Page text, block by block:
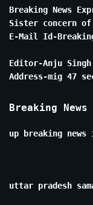
Breaking News
Sister concern
E-Mail Id-
Editor-Anju Singh
Address-mig 47
Breaking News
up breaking
uttar pradesh